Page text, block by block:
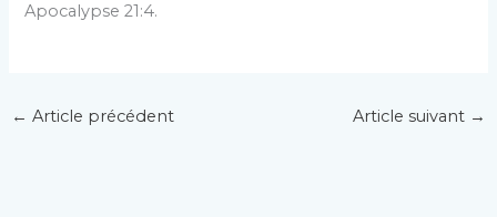
Apocalypse 21:4.
← Article précédent Article suivant →